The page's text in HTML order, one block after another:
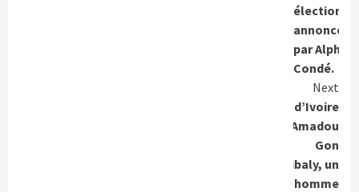
élections
annoncé
par Alpha
Condé.
Next
Côte d’Ivoire
: Amadou
Gon
Coulibaly, un
homme